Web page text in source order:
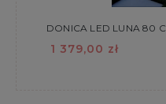
DONICA LED LUNA 80
1 379,00 zł